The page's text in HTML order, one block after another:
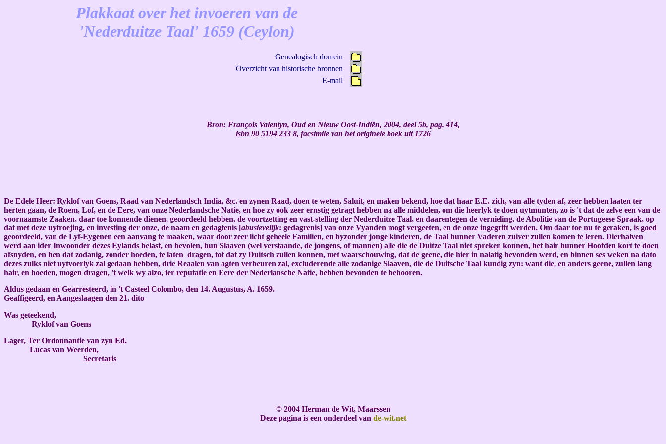
Plakkaat over het invoeren van de
'Nederduitze Taal' 1659 (Ceylon)
Genealogisch domein
Overzicht van historische bronnen
E-mail
Bron: François Valentyn, Oud en Nieuw Oost-Indiën, 2004, deel 5b, pag. 414,
isbn 90 5194 233 8, facsimile van het originele boek uit 1726
De Edele Heer: Ryklof van Goens, Raad van Nederlandsch India, &c. en zynen Raad, doen te weten, Saluit, en maken bekend, hoe dat haar E.E. zich, van alle tyden af, zeer hebben laaten ter
herten gaan, de Roem, Lof, en de Eere, van onze Nederlandsche Natie, en hoe zy ook zeer ernstig getragt hebben na alle middelen, om die heerlyk te doen uytmunten, zo is 't dat de zelve een van de
voornaamste Zaaken, daar toe konnende dienen, geoordeeld hebben, de voortzetting en vast-stelling der Nederduitze Taal, en daarentegen de vernieling, de Abolitie van de Portugeese Spraak, op
dat met deze uytroejing, en investing der onze, de naam en gedagtenis [abusievelijk: gedagrenis] van onze Vyanden mogt vergeeten, en de onze ingegrift werden. Om daar toe nu te geraken, is goed
geoordeeld, van de Lyf-Eygenen een aanvang te maaken, waar door zeer licht geheele Familien, en byzonder jonge kinderen, de Taal hunner Vaderen zuiver zullen komen te leren. Dierhalven
werd aan ider Inwoonder dezes Eylands belast, en bevolen, hun Slaaven (wel verstaande, de jongens, of mannen) alle die de Duitze Taal niet spreken konnen, het hair hunner Hoofden kort te doen
afsnyden, en hen dat zodanig, zonder hoeden, te laten dragen, tot dat zy Duitsch zullen konnen, met waarschouwing, dat de geene, die hier in nalatig bevonden werd, en binnen ses weken na dato
dezes zulks niet uytvoerlyk zal gedaan hebben, drie Reaalen van agten verbeuren zal, excluderende alle zodanige Slaaven, die de Duitsche Taal kundig zyn: want die, en anders geene, zullen lang
hair, en hoeden, mogen dragen, 't welk wy alzo, ter reputatie en Eere der Nederlansche Natie, hebben bevonden te behooren.
Aldus gedaan en Gearresteerd, in 't Casteel Colombo, den 14. Augustus, A. 1659.
Geaffigeerd, en Aangeslaagen den 21. dito
Was geteekend,
Ryklof van Goens
Lager, Ter Ordonnantie van zyn Ed.
Lucas van Weerden,
Secretaris
© 2004 Herman de Wit, Maarssen
Deze pagina is een onderdeel van de-wit.net